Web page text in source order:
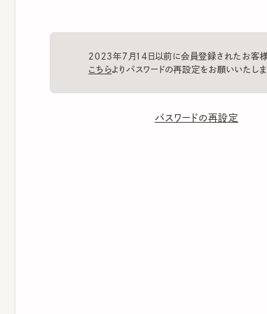
2023年7月14日以前に会員登録されたお客様は
パスワードの再設定